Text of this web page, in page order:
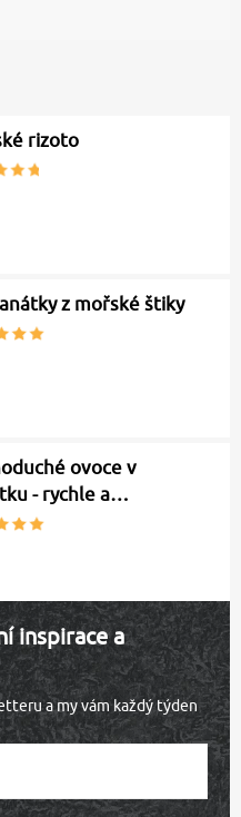
rizoto
z mořské štiky
ovoce v
- rychle a…
inspirace a
a my vám každý týden